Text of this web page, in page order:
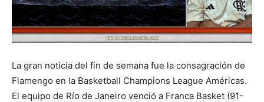
La gran noticia del fin de semana fue la consagración de
Flamengo en la Basketball Champions League Américas.
El equipo de Río de Janeiro venció a Franca Basket (91-